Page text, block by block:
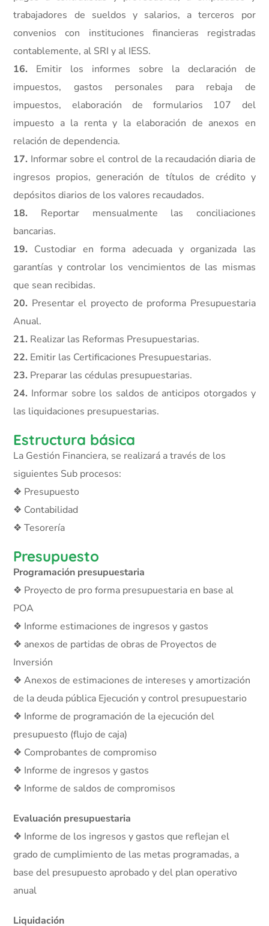
trabajadores de sueldos y salarios, a terceros por
convenios con instituciones financieras registradas
contablemente, al SRI y al IESS.
16. Emitir los informes sobre la declaración de
impuestos, gastos personales para rebaja de
impuestos, elaboración de formularios 107 del
impuesto a la renta y la elaboración de anexos en
relación de dependencia.
17. Informar sobre el control de la recaudación diaria de
ingresos propios, generación de títulos de crédito y
depósitos diarios de los valores recaudados.
18. Reportar mensualmente las conciliaciones
bancarias.
19. Custodiar en forma adecuada y organizada las
garantías y controlar los vencimientos de las mismas
que sean recibidas.
20. Presentar el proyecto de proforma Presupuestaria
Anual.
21. Realizar las Reformas Presupuestarias.
22. Emitir las Certificaciones Presupuestarias.
23. Preparar las cédulas presupuestarias.
24. Informar sobre los saldos de anticipos otorgados y
las liquidaciones presupuestarias.
Estructura básica
La Gestión Financiera, se realizará a través de los
siguientes Sub procesos:
❖ Presupuesto
❖ Contabilidad
❖ Tesorería
Presupuesto
Programación presupuestaria
❖ Proyecto de pro forma presupuestaria en base al
POA
❖ Informe estimaciones de ingresos y gastos
❖ anexos de partidas de obras de Proyectos de
Inversión
❖ Anexos de estimaciones de intereses y amortización
de la deuda pública Ejecución y control presupuestario
❖ Informe de programación de la ejecución del
presupuesto (flujo de caja)
❖ Comprobantes de compromiso
❖ Informe de ingresos y gastos
❖ Informe de saldos de compromisos
Evaluación presupuestaria
❖ Informe de los ingresos y gastos que reflejan el
grado de cumplimiento de las metas programadas, a
base del presupuesto aprobado y del plan operativo
anual
Liquidación